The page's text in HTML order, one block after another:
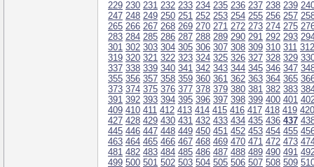
229 230 231 232 233 234 235 236 237 238 239
247 248 249 250 251 252 253 254 255 256 257
265 266 267 268 269 270 271 272 273 274 275
283 284 285 286 287 288 289 290 291 292 293
301 302 303 304 305 306 307 308 309 310 311 312
319 320 321 322 323 324 325 326 327 328 329
337 338 339 340 341 342 343 344 345 346 347
355 356 357 358 359 360 361 362 363 364 365
373 374 375 376 377 378 379 380 381 382 383
391 392 393 394 395 396 397 398 399 400 401
409 410 411 412 413 414 415 416 417 418 419 420
427 428 429 430 431 432 433 434 435 436 437
445 446 447 448 449 450 451 452 453 454 455
463 464 465 466 467 468 469 470 471 472 473
481 482 483 484 485 486 487 488 489 490 491
499 500 501 502 503 504 505 506 507 508 509